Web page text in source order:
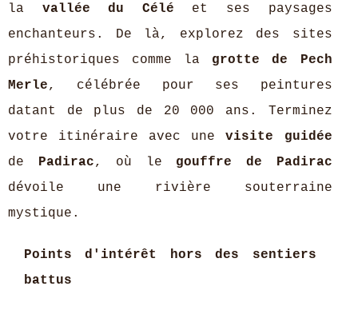
la vallée du Célé et ses paysages
enchanteurs. De là, explorez des sites
préhistoriques comme la grotte de Pech
Merle, célébrée pour ses peintures
datant de plus de 20 000 ans. Terminez
votre itinéraire avec unevisite guidée
de Padirac, où le gouffre de Padirac
dévoile une rivière souterraine
mystique.
Points d'intérêt hors des sentiers
battus